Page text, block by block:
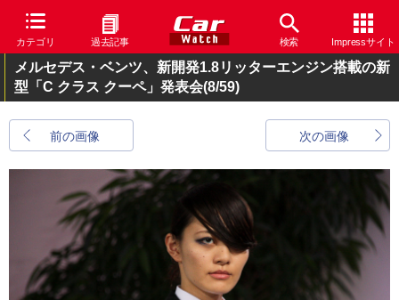
カテゴリ 過去記事 検索 Impressサイト
メルセデス・ベンツ、新開発1.8リッターエンジン搭載の新
型「C クラス クーペ」発表会(8/59)
前の画像 次の画像